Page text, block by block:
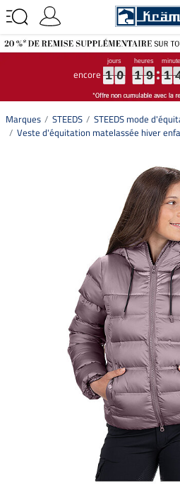
encore 1
1
1
1 0
0
0
0 1
1
1
1 9
9
9
9 1
1
1
1
Marques STEEDS
STEEDS mode
Veste d'équitation matelassée hiver